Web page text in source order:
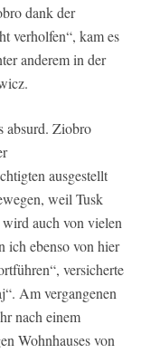
dank der
verholfen“, kam es
anderem in der
absurd. Ziobro
ausgestellt
weil Tusk
auch von vielen
ich ebenso von hier
versicherte
Am vergangenen
nach einem
Wohnhauses von